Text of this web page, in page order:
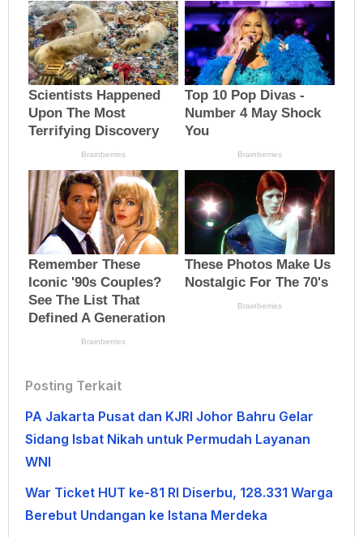
Posting Terkait
PA Jakarta Pusat dan KJRI Johor Bahru Gelar
Sidang Isbat Nikah untuk Permudah Layanan
WNI
War Ticket HUT ke-81 RI Diserbu, 128.331 Warga
Berebut Undangan ke Istana Merdeka